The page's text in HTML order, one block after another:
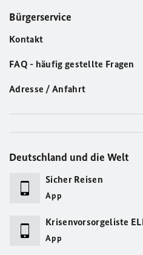
Bürgerservice
Kontakt
FAQ - häufig gestellte Fragen
Adresse / Anfahrt
Deutschland und die Welt
Sicher Reisen
App
Krisenvorsorgeliste
App